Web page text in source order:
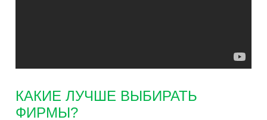
КАКИЕ ЛУЧШЕ ВЫБИРАТЬ
ФИРМЫ?